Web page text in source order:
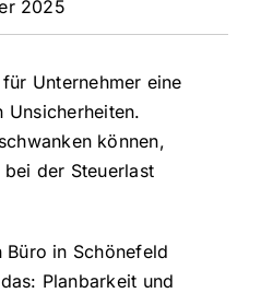
2025
Unternehmer eine
Unsicherheiten.
können,
der Steuerlast
in Schönefeld
Planbarkeit und